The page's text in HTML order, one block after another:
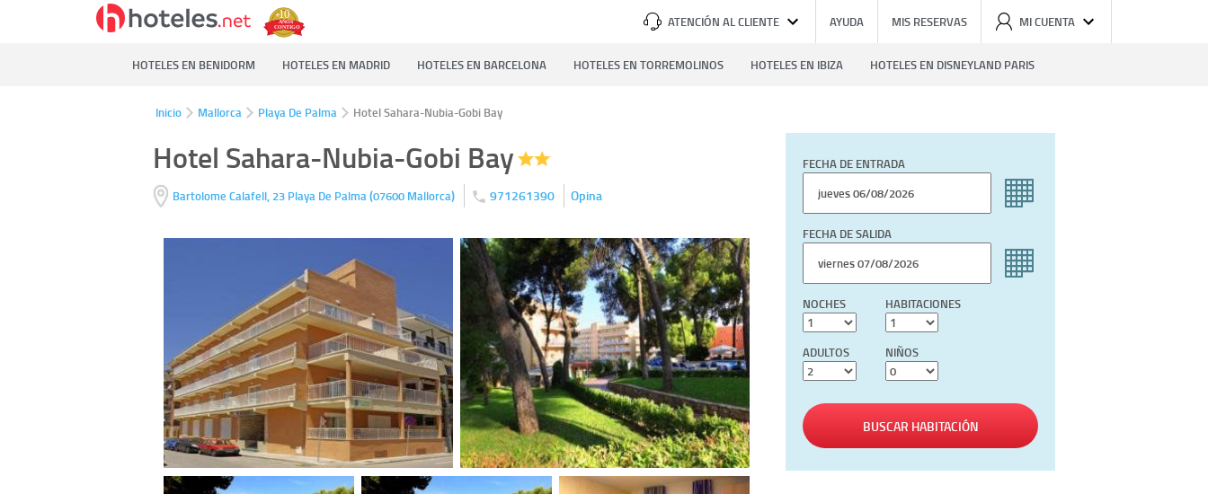
ATENCIÓN AL CLIENTE AYUDA MIS RESERVAS MI CUENTA
HOTELES EN BENIDORM HOTELES EN MADRID HOTELES EN BARCELONA HOTELES EN TORREMOLINOS HOTELES EN IBIZA HOTELES EN DISNEYLAND PARIS
Inicio Mallorca Playa De Palma Hotel Sahara-Nubia-Gobi Bay
Hotel Sahara-Nubia-Gobi Bay
Bartolome Calafell, 23 Playa De Palma(07600 Mallorca) 971261390 Opina
FECHA DE ENTRADA
FECHA DE SALIDA
NOCHES HABITACIONES
ADULTOS NIÑOS
BUSCAR HABITACIÓN